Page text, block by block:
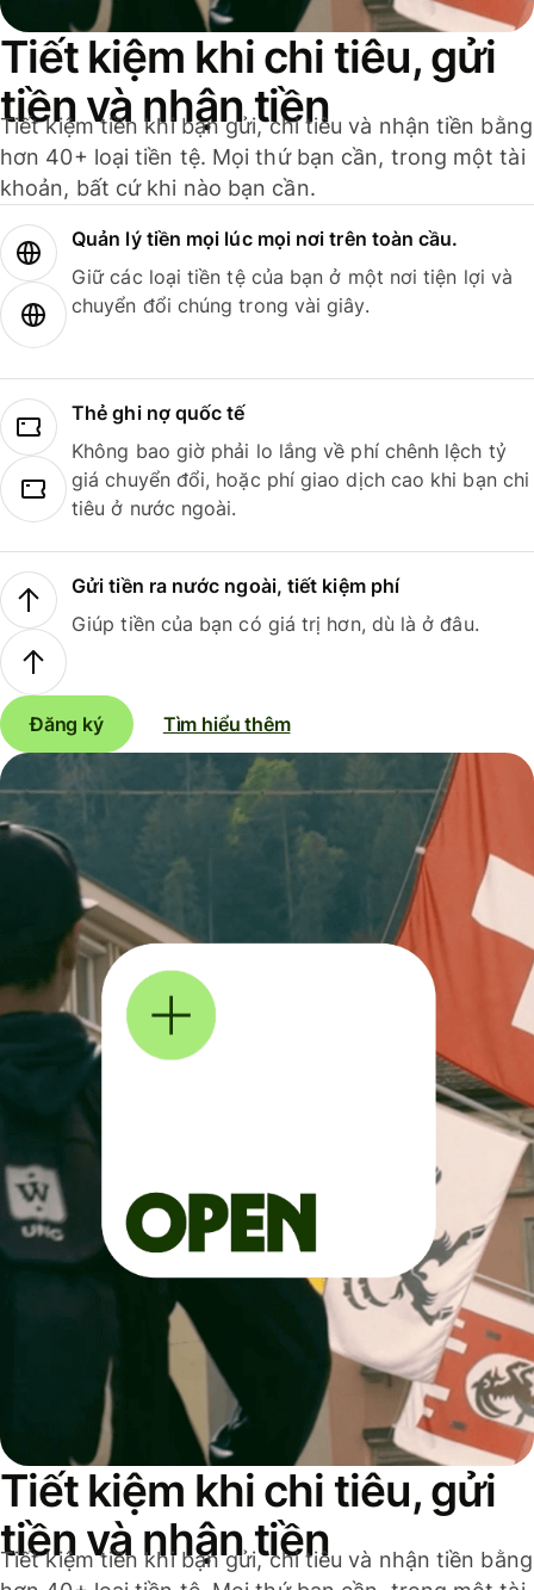
Tiết kiệm khi chi tiêu, gửi
tiền và nhận tiền
Tiết kiệm tiền khi bạn gửi, chi tiêu và nhận tiền bằng
hơn 40+ loại tiền tệ. Mọi thứ bạn cần, trong một tài
khoản, bất cứ khi nào bạn cần.
Quản lý tiền mọi lúc mọi nơi trên toàn cầu.
Giữ các loại tiền tệ của bạn ở một nơi tiện lợi và
chuyển đổi chúng trong vài giây.
Thẻ ghi nợ quốc tế
Không bao giờ phải lo lắng về phí chênh lệch tỷ
giá chuyển đổi, hoặc phí giao dịch cao khi bạn chi
tiêu ở nước ngoài.
Gửi tiền ra nước ngoài, tiết kiệm phí
Giúp tiền của bạn có giá trị hơn, dù là ở đâu.
Đăng ký Tìm hiểu thêm
Tiết kiệm khi chi tiêu, gửi
tiền và nhận tiền
Tiết kiệm tiền khi bạn gửi, chi tiêu và nhận tiền bằng